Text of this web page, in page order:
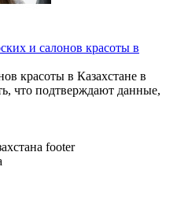
и салонов красоты в
красоты в Казахстане в
что подтверждают данные,